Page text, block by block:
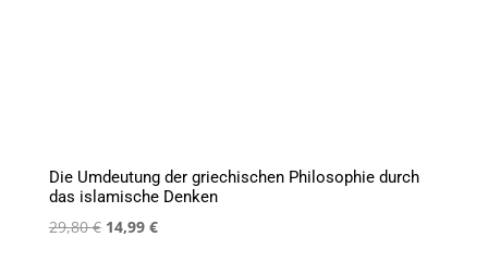
Die Umdeutung der griechischen Philosophie durch
das islamische Denken
29,80€ Ursprünglicher
14,99 €Aktueller